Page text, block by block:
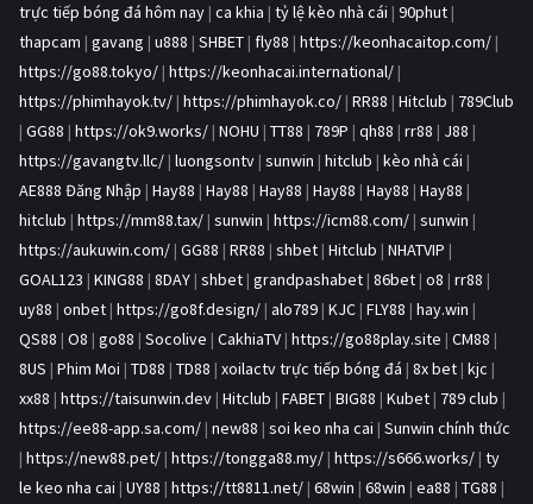
trực tiếp bóng đá hôm nay | ca khia | tỷ lệ kèo nhà cái | 90phut |
thapcam | gavang | u888 | SHBET | fly88 | https://keonhacaitop.com/ |
https://go88.tokyo/ | https://keonhacai.international/ |
https://phimhayok.tv/ | https://phimhayok.co/ | RR88 | Hitclub | 789Club
| GG88 | https://ok9.works/ | NOHU | TT88 | 789P | qh88 | rr88 | J88 |
https://gavangtv.llc/ | luongsontv | sunwin | hitclub | kèo nhà cái |
AE888 Đăng Nhập | Hay88 | Hay88 | Hay88 | Hay88 | Hay88 | Hay88 |
hitclub | https://mm88.tax/ | sunwin | https://icm88.com/ | sunwin |
https://aukuwin.com/ | GG88 | RR88 | shbet | Hitclub | NHATVIP |
GOAL123 | KING88 | 8DAY | shbet | grandpashabet | 86bet | o8 | rr88 |
uy88 | onbet | https://go8f.design/ | alo789 | KJC | FLY88 | hay.win |
QS88 | O8 | go88 | Socolive | CakhiaTV | https://go88play.site | CM88 |
8US | Phim Moi | TD88 | TD88 | xoilactv trực tiếp bóng đá | 8x bet | kjc |
xx88 | https://taisunwin.dev | Hitclub | FABET | BIG88 | Kubet | 789 club |
https://ee88-app.sa.com/ | new88 | soi keo nha cai | Sunwin chính thức
| https://new88.pet/ | https://tongga88.my/ | https://s666.works/ | ty
le keo nha cai | UY88 | https://tt8811.net/ | 68win | 68win | ea88 | TG88 |